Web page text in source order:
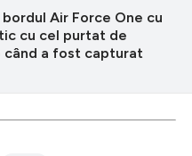
bordul Air Force One cu
cu cel purtat de
când a fost capturat